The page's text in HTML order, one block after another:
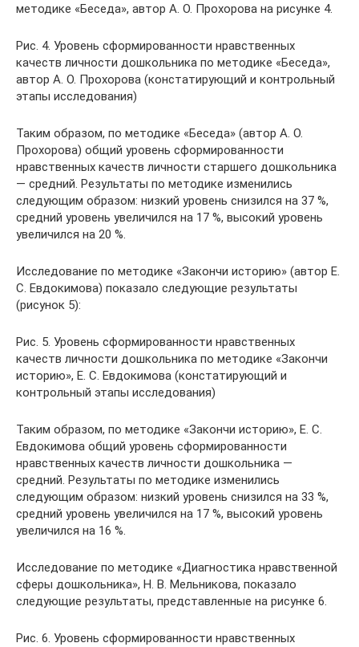
методике «Беседа», автор А. О. Прохорова на рисунке 4.
Рис. 4. Уровень сформированности нравственных
качеств личности дошкольника по методике «Беседа»,
автор А. О. Прохорова (констатирующий и контрольный
этапы исследования)
Таким образом, по методике «Беседа» (автор А. О.
Прохорова) общий уровень сформированности
нравственных качеств личности старшего дошкольника
— средний. Результаты по методике изменились
следующим образом: низкий уровень снизился на 37 %,
средний уровень увеличился на 17 %, высокий уровень
увеличился на 20 %.
Исследование по методике «Закончи историю» (автор Е.
С. Евдокимова) показало следующие результаты
(рисунок 5):
Рис. 5. Уровень сформированности нравственных
качеств личности дошкольника по методике «Закончи
историю», Е. С. Евдокимова (констатирующий и
контрольный этапы исследования)
Таким образом, по методике «Закончи историю», Е. С.
Евдокимова общий уровень сформированности
нравственных качеств личности дошкольника —
средний. Результаты по методике изменились
следующим образом: низкий уровень снизился на 33 %,
средний уровень увеличился на 17 %, высокий уровень
увеличился на 16 %.
Исследование по методике «Диагностика нравственной
сферы дошкольника», Н. В. Мельникова, показало
следующие результаты, представленные на рисунке 6.
Рис. 6. Уровень сформированности нравственных